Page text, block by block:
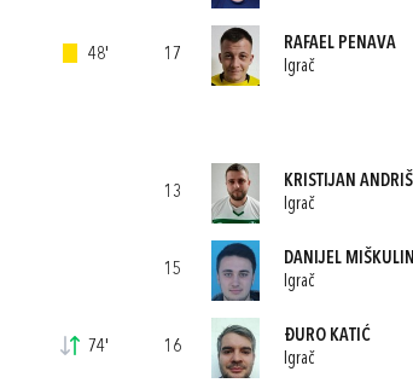
48'
74'
17
RAFAEL PENAVA
Igrač
13
KRISTIJAN
Igrač
15
DANIJEL MIŠKULIN
Igrač
16
ĐURO KATIĆ
Igrač